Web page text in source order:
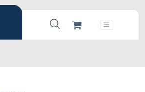
Products search